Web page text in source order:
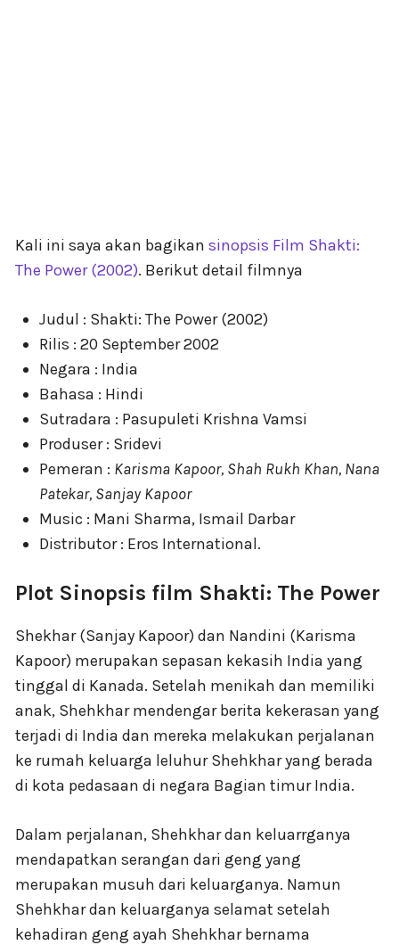
Kali ini saya akan bagikan sinopsis Film Shakti:
The Power (2002). Berikut detail filmnya
Judul : Shakti: The Power (2002)
Rilis : 20 September 2002
Negara : India
Bahasa : Hindi
Sutradara : Pasupuleti Krishna Vamsi
Produser : Sridevi
Pemeran : Karisma Kapoor, Shah Rukh Khan, Nana
Patekar, Sanjay Kapoor
Music : Mani Sharma, Ismail Darbar
Distributor : Eros International.
Plot Sinopsis film Shakti: The Power
Shekhar (Sanjay Kapoor) dan Nandini (Karisma
Kapoor) merupakan sepasan kekasih India yang
tinggal di Kanada. Setelah menikah dan memiliki
anak, Shehkhar mendengar berita kekerasan yang
terjadi di India dan mereka melakukan perjalanan
ke rumah keluarga leluhur Shehkhar yang berada
di kota pedasaan di negara Bagian timur India.
Dalam perjalanan, Shehkhar dan keluarrganya
mendapatkan serangan dari geng yang
merupakan musuh dari keluarganya. Namun
Shehkhar dan keluarganya selamat setelah
kehadiran geng ayah Shehkhar bernama